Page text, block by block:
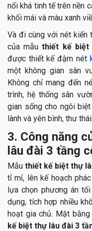
nổi khá tinh tế trên nền
khối mái và màu xanh
Và đi cùng với nét kiến
của mẫuthiết kế biệt
được thiết kế đậm nét
một không gian sân
Không chỉ mang đến
trình, hệ thống sân
gian sống cho ngôi
lành và yên bình, thư thái.
3. Công năng
lâu đài 3 tầng
Mẫu thiết kế biệt thự
tỉ mỉ, lên kế hoạch
lựa chọn phương án
dụng, tích hợp nhiều
hoạt gia chủ. Mặt
kế biệt thự lâu đài 3